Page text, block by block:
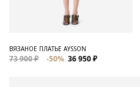
ВЯЗАНОЕ ПЛАТЬЕ AYSSON
73 900 ₽ -50% 36 950 ₽